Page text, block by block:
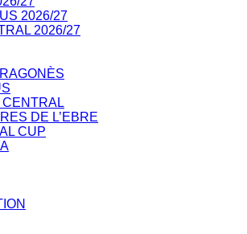
2026/27
2026/27
CENTRAL
DE L’EBRE
CUP